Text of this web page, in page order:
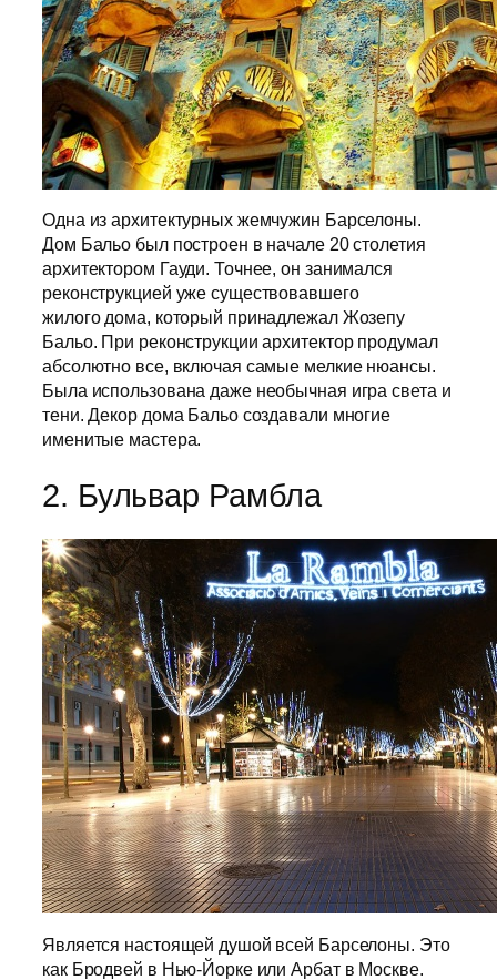
Одна из архитектурных жемчужин Барселоны.
Дом Бальо был построен в начале 20 столетия
архитектором Гауди. Точнее, он занимался
реконструкцией уже существовавшего
жилого дома, который принадлежал Жозепу
Бальо. При реконструкции архитектор продумал
абсолютно все, включая самые мелкие нюансы.
Была использована даже необычная игра света и
тени. Декор дома Бальо создавали многие
именитые мастера.
2. Бульвар Рамбла
Является настоящей душой всей Барселоны. Это
как Бродвей в Нью-Йорке или Арбат в Москве.